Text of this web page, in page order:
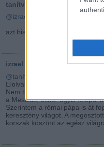
tanítvány
@izrael miszteriuma
azt hiszem, érdemes még
izrael miszteriuma (törölt)
@tanítvány
Elolvastam!
Nem tudom, mi baj van abban,
a Messiás, akkor úgyis felépül
Szerintem a római pápa is át
keresztény világot. A
korszak köszönt az egész